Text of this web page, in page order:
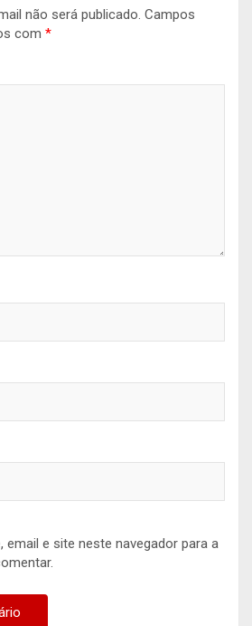
não será publicado. Campos
com *
email e site neste navegador para a